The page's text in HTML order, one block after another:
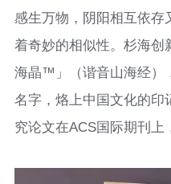
感生万物，阴阳相互依
着奇妙的相似性。杉海创
海晶™」（谐音山海经）
名字，烙上中国文化的印
究论文在ACS国际期刊上